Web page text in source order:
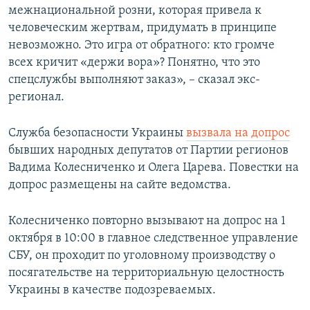
межнациональной розни, которая привела к
человеческим жертвам, придумать в принципе
невозможно. Это игра от обратного: кто громче
всех кричит «держи вора»? Понятно, что это
спецслужбы выполняют заказ», – сказал экс-
регионал.
Служба безопасности Украины вызвала на допрос
бывших народных депутатов от Партии регионов
Вадима Колесниченко и Олега Царева. Повестки на
допрос размещены на сайте ведомства.
Колесниченко повторно вызывают на допрос на 1
октября в 10:00 в главное следственное управление
СБУ, он проходит по уголовному производству о
посягательстве на территориальную целостность
Украины в качестве подозреваемых.